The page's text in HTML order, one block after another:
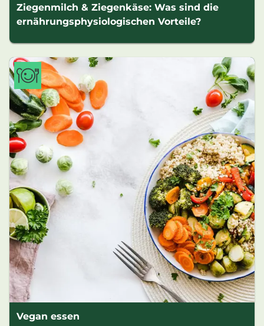
Ziegenmilch & Ziegenkäse: Was sind die
ernährungsphysiologischen Vorteile?
Vegan essen